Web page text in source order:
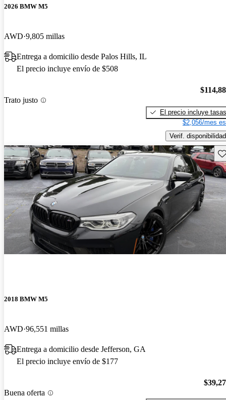
2026 BMW M5
AWD 9,805 millas
Entrega a domicilio desde Palos Hills, IL
El precio incluye envío de $508
Trato justo
El precio incluye tasas
$2,056/mes
Verif. disponibilidad
2018 BMW M5
AWD 96,551 millas
Entrega a domicilio desde Jefferson, GA
El precio incluye envío de $177
Buena oferta